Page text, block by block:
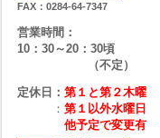
FAX：0284-64-7347
営業時間：
10：30～20：30頃
（不定）
定休日： 第１と第２木曜
： 第１以外水曜日
他予定で変更有